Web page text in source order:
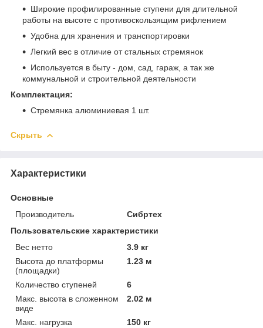
Широкие профилированные ступени для длительной
работы на высоте с противоскользящим рифлением
Удобна для хранения и транспортировки
Легкий вес в отличие от стальных стремянок
Используется в быту - дом, сад, гараж, а так же
коммунальной и строительной деятельности
Комплектация:
Стремянка алюминиевая 1 шт.
Скрыть
Характеристики
Основные
Производитель
Сибртех
Пользовательские характеристики
Вес нетто
3.9 кг
Высота до платформы
(площадки)
1.23 м
Количество ступеней
6
Макс. высота в сложенном
виде
2.02 м
Макс. нагрузка
150 кг